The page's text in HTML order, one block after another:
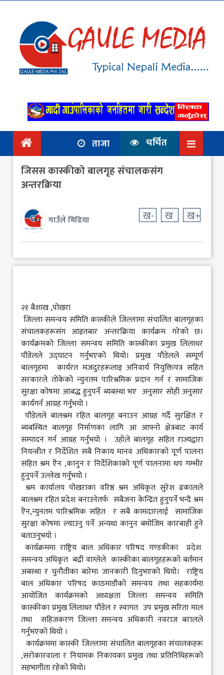
गृहपृष्ठ
समाचार
राजनिति
आर्थिक
अन्तर्वार्ता
/ विचार
प्रदेश
विश्व
ट्राभल
मनोरञ्जन
खेलकुद
ताजा चर्चित
जिसस कास्कीको बालगृह संचालकसंग
अन्तरक्रिया
गाउँले मिडिया ख- ख ख+
२१ बैशाख ,पोखरा
जिल्ला समन्वय समिति कास्कीले जिल्लामा संचालित बालगृहका
संचालकहरूसंग आइतबार अन्तरक्रिया कार्यक्रम गरेको छ।
कार्यक्रमको जिल्ला समन्वय समिति कास्कीका प्रमुख लिलाधर
पौडेलले उद्घाटन गर्नुभएको थियो। प्रमुख पौडेलले सम्पूर्ण
बालगृहमा कार्यरत मजदुरहरूलाइ अनिवार्य नियुक्तिपत्र सहित
सरकारले तोकेको न्युनतम पारिश्रमिक प्रदान गर्न र सामाजिक
सुरक्षा कोषमा आबद्ध हुनुपर्ने ब्यबस्था भए अनुसार सोही अनुसार
कार्यगर्न आग्रह गर्नुभयो ।
पौडेलले बालश्रम रहित बालगृह बनाउन आग्रह गर्दै सुरक्षित र
ब्यबस्थित बालगृह निर्माणका लागि आ आफ्नो क्षेत्रबाट कार्य
सम्पादन गर्न आग्रह गर्नुभयो । उहाँले बालगृह सहित राज्यद्वारा
नियन्त्रीत र निर्देशित सबै निकाय मानव अधिकारको पूर्ण पालना
सहित श्रम ऎन ,कानुन र निर्देशिकाको पूर्ण पालनामा थप गम्भीर
हुनुपर्ने उल्लेख गर्नुभयो ।
श्रम कार्यालय पोखराका वरिष्ठ श्रम अधिकृत सुरेश ढकालले
बालश्रम रहित प्रदेश बनाउनेतर्फ सबैजना केन्द्रित हुनुपर्ने भन्दै श्रम
ऎन,न्युनतम पारिश्रमिक सहित र सबै कामदारलाई सामाजिक
सुरक्षा कोषमा ल्याउनु पर्ने अन्यथा कानुन बमोजिम कारबाही हुने
बताउनुभयो ।
कार्यक्रममा राष्ट्रिय बाल अधिकार परिषद गण्डकीका प्रदेश
समन्वय अधिकृत बद्री वाग्लेले कास्कीका बालगृहहरूको बर्तमान
अबस्था र चुनौतीका बारेमा जानकारी दिनुभएको थियो। राष्ट्रिय
बाल अधिकार परिषद काठमाडौको समन्वय तथा सहकार्यमा
आयोजित कार्यक्रमको अध्यक्षता जिल्ला समन्वय समिति
कास्कीका प्रमुख लिलाधर पौडेल र स्वागत उप प्रमुख सरिता माल
तथा सहिजकरण जिल्ला समन्वय अधिकारी नवराज बरालले
गर्नुभएको थियो ।
कार्यक्रममा कास्की जिल्लामा संचालित बालगृहका संचालकहरू
,सरोकारवाला र नियामक निकायका प्रमुख तथा प्रतिनिधिहरूको
सहभागीता रहेको थियो।